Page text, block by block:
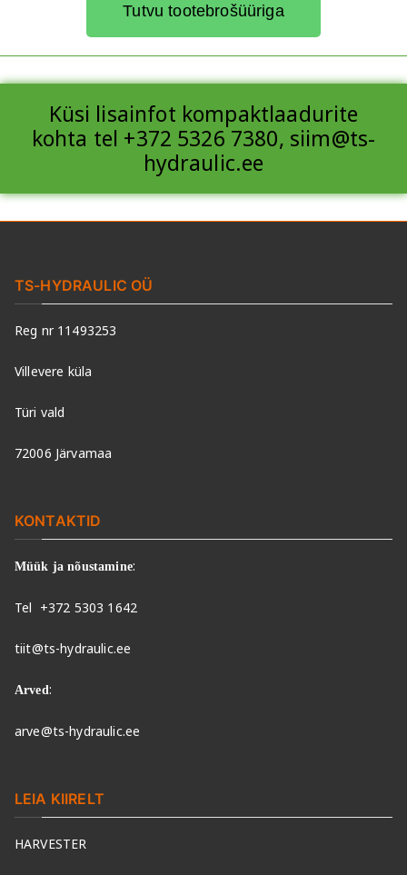
Tutvu tootebrošüüriga
Küsi lisainfot kompaktlaadurite
kohta tel +372 5326 7380, siim@ts-
hydraulic.ee
TS-HYDRAULIC OÜ
Reg nr 11493253
Villevere küla
Türi vald
72006 Järvamaa
KONTAKTID
Müük ja nõustamine:
Tel +372 5303 1642
tiit@ts-hydraulic.ee
Arved:
arve@ts-hydraulic.ee
LEIA KIIRELT
HARVESTER